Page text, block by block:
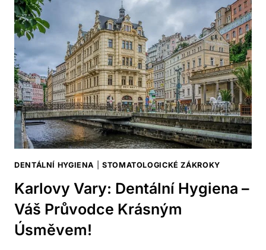
JAK
SI
UDRŽET
ZDRAVÉ
ZUBY?
DENTÁLNÍ HYGIENA STOMATOLOGICKÉ ZÁKROKY
Karlovy Vary: Dentální Hygiena –
Váš Průvodce Krásným
Úsměvem!